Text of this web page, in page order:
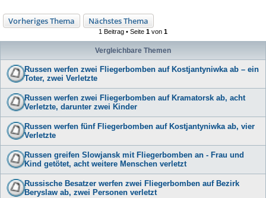
Vorheriges Thema Nächstes Thema
1 Beitrag • Seite 1 von 1
Vergleichbare Themen
Russen werfen zwei Fliegerbomben auf Kostjantyniwka ab – ein
Toter, zwei Verletzte
Russen werfen zwei Fliegerbomben auf Kramatorsk ab, acht
Verletzte, darunter zwei Kinder
Russen werfen fünf Fliegerbomben auf Kostjantyniwka ab, vier
Verletzte
Russen greifen Slowjansk mit Fliegerbomben an - Frau und
Kind getötet, acht weitere Menschen verletzt
Russische Besatzer werfen zwei Fliegerbomben auf Bezirk
Beryslaw ab, zwei Personen verletzt